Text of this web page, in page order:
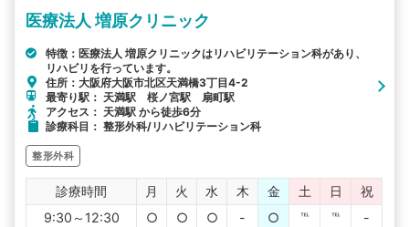
医療法人 増原クリニック
特徴：医療法人 増原クリニックはリハビリテーション科があり、
リハビリを行っています。
住所：大阪府大阪市北区天満橋3丁目4-2
最寄り駅： 天満駅 桜ノ宮駅 扇町駅
アクセス： 天満駅 から徒歩6分
診療科目： 整形外科/リハビリテーション科
整形外科
診療時間 月 火 水 木 金 土 日
祝
9:30～12:30
○ ○ ○ - ○ ℡ ℡
-